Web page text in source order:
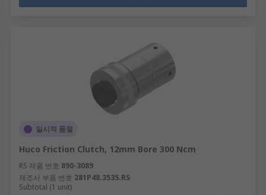
일시적 품절
Huco Friction Clutch, 12mm Bore 300 Ncm
RS 제품 번호 890-3089
제조사 부품 번호 281P48.3535.RS
Subtotal (1 unit)